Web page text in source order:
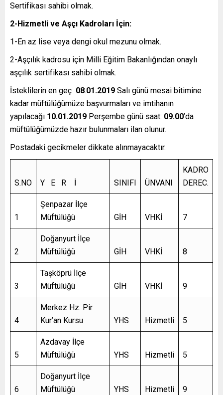
Sertifikası sahibi olmak.
2-Hizmetli ve Aşçı Kadroları İçin:
1-En az lise veya dengi okul mezunu olmak.
2-Aşçılık kadrosu için Milli Eğitim Bakanlığından onaylı
aşçılık sertifikası sahibi olmak.
İsteklilerin en geç 08.01.2019 Salı günü mesai bitimine
kadar müftülüğümüze başvurmaları ve imtihanın
yapılacağı 10.01.2019 Perşembe günü saat: 09.00’da
müftülüğümüzde hazır bulunmaları ilan olunur.
Postadaki gecikmeler dikkate alınmayacaktır.
S.NO Y E R İ SINIFI ÜNVANI
KADRO
DEREC.
1
Şenpazar İlçe
Müftülüğü
GİH VHKİ 7
2
Doğanyurt İlçe
Müftülüğü
GİH VHKİ 8
3
Taşköprü İlçe
Müftülüğü
GİH VHKİ 9
4
Merkez Hz. Pir
Kur’an Kursu
YHS Hizmetli 5
5
Azdavay İlçe
Müftülüğü
YHS Hizmetli 5
6
Doğanyurt İlçe
Müftülüğü
YHS Hizmetli 9